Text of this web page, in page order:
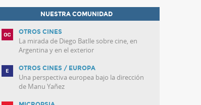
NUESTRA COMUNIDAD
OTROS CINES
La mirada de Diego Batlle sobre cine, en
Argentina y en el exterior
OTROS CINES / EUROPA
Una perspectiva europea bajo la dirección
de Manu Yañez